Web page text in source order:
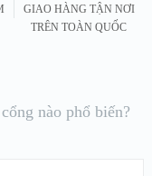
GIAO HÀNG TẬN NƠI
TRÊN TOÀN QUỐC
nào phổ biến?